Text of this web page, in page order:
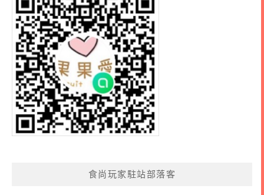
食尚玩家駐站部落客